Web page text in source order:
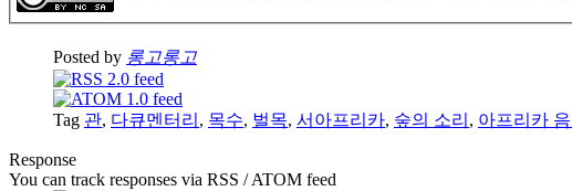
Posted by 롱고롱고
Tag 관, 다큐멘터리 , 목수, 벌목, 서아프리카, 숲의 소리 , 아프리카
Response
You can track responses via RSS / ATOM feed